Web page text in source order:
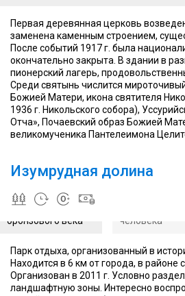
Первая деревянная церковь
заменена каменным строением,
После событий 1917 г. была
окончательно закрыта. В здании в
пионерский лагерь,
Среди святынь числится
Божией Матери, икона святителя
1936 г. Никольского собора),
Отча», Почаевский образ Божией
великомученика Пантелеимона
Изумрудная долина
популярный парк в
рассказывающий о
быте людей
бронзового века
человека
Парк отдыха, организованный в
Находится в 6 км от города, в районе
Организован в 2011 г. Условно
ландшафтную зоны. Интересно